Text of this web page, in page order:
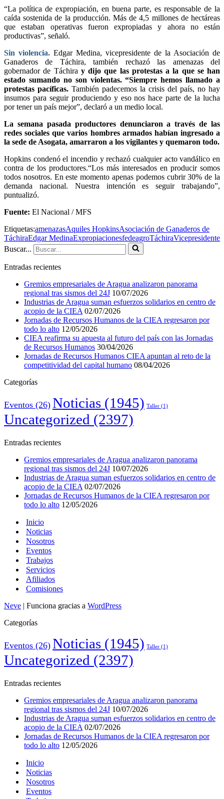
“La política de expropiación, en buena parte, es responsable de la
caída sostenida de la producción. Más de 4,5 millones de hectáreas
que estaban operativas fueron expropiadas y ahora no están
productivas”, señaló.
Sin violencia. Edgar Medina, vicepresidente de la Asociación de
Ganaderos de Táchira, también rechazó las amenazas del
gobernador de Táchira y dijo que las protestas a la que se han
estado sumando no son violentas. “Siempre hemos llamado a
protestas pacíficas. También padecemos la crisis del país, no hay
insumos para seguir produciendo y eso nos hace parte de la lucha
por tener un país mejor”, declaró a un medio local.
La semana pasada productores denunciaron a través de las
redes sociales que varios hombres armados habían ingresado a
la sede de Asogata, amarraron a los vigilantes y quemaron todo.
Hopkins condenó el incendio y rechazó cualquier acto vandálico en
contra de los productores.“Los más interesados en producir somos
todos nosotros. En este momento apenas podemos cubrir 30% de la
demanda nacional. Nuestra intención es seguir trabajando”,
puntualizó.
Fuente: El Nacional / MFS
Etiquetas:amenazasAquiles HopkinsAsociación de Ganaderos de
TáchiraEdgar MedinaExpropiacionesfedeagroTáchiraVicepresidente
Buscar...
Entradas recientes
Gremios empresariales de Aragua analizaron panorama
regional tras sismos del 24J 10/07/2026
Industrias de Aragua suman esfuerzos solidarios en centro de
acopio de la CIEA 02/07/2026
Jornadas de Recursos Humanos de la CIEA regresaron por
todo lo alto 12/05/2026
CIEA reafirma su apuesta al futuro del país con las Jornadas
de Recursos Humanos 30/04/2026
Jornadas de Recursos Humanos CIEA apuntan al reto de la
competitividad del capital humano 08/04/2026
Categorías
Eventos (26) Noticias (1945) Taller (1)
Uncategorized (2397)
Entradas recientes
Gremios empresariales de Aragua analizaron panorama
regional tras sismos del 24J 10/07/2026
Industrias de Aragua suman esfuerzos solidarios en centro de
acopio de la CIEA 02/07/2026
Jornadas de Recursos Humanos de la CIEA regresaron por
todo lo alto 12/05/2026
Inicio
Noticias
Nosotros
Eventos
Trabajos
Servicios
Afiliados
Comisiones
Neve | Funciona gracias a WordPress
Categorías
Eventos (26) Noticias (1945) Taller (1)
Uncategorized (2397)
Entradas recientes
Gremios empresariales de Aragua analizaron panorama
regional tras sismos del 24J 10/07/2026
Industrias de Aragua suman esfuerzos solidarios en centro de
acopio de la CIEA 02/07/2026
Jornadas de Recursos Humanos de la CIEA regresaron por
todo lo alto 12/05/2026
Inicio
Noticias
Nosotros
Eventos